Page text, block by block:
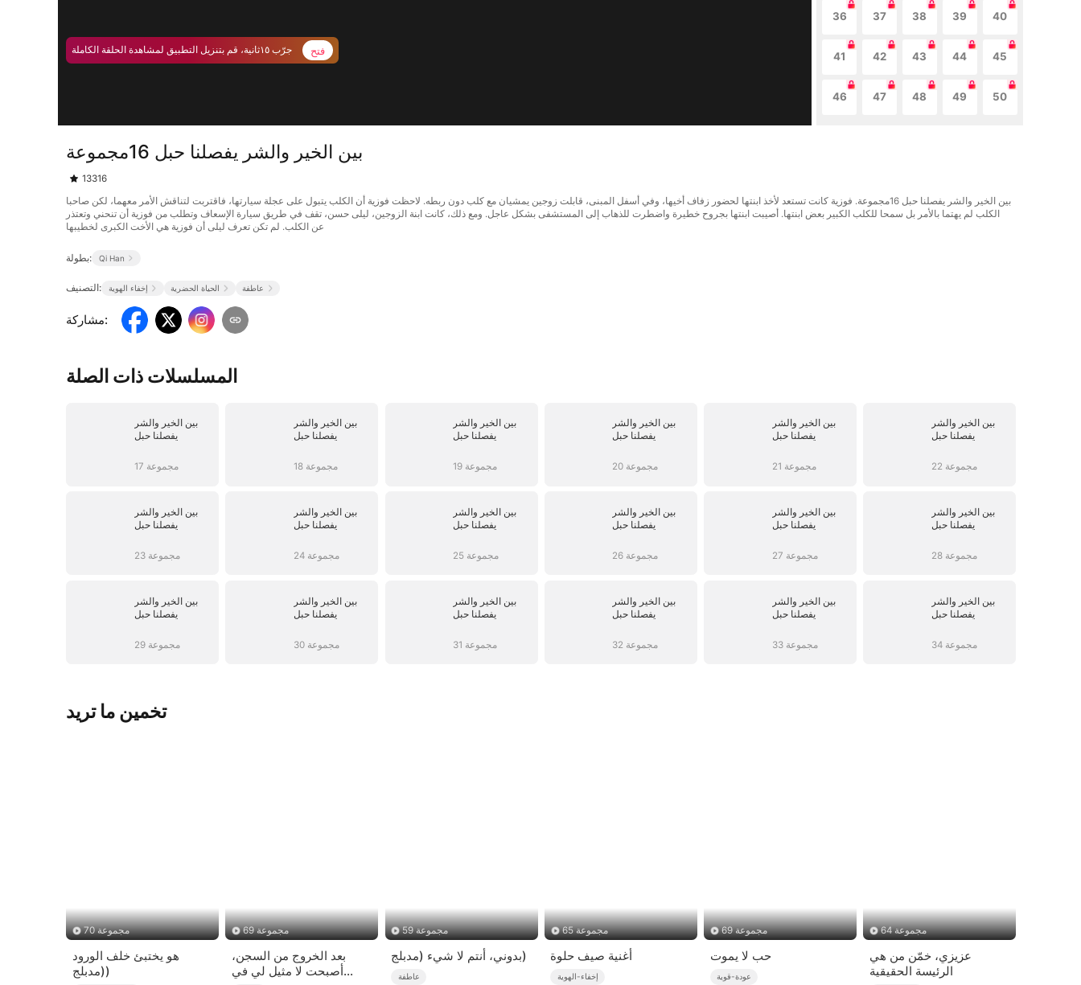
جرّب ١٥ثانية، قم بتنزيل التطبيق لمشاهدة الحلقة الكاملة فتح
36 37 38 39 40
41 42 43 44 45
46 47 48 49 50
بين الخير والشر يفصلنا حبل 16مجموعة
13316
بين الخير والشر يفصلنا حبل 16مجموعة. فوزية كانت تستعد لأخذ ابنتها لحضور زفاف أخيها، وفي أسفل المبنى، قابلت زوجين يمشيان مع كلب دون ربطه. لاحظت فوزية أن الكلب يتبول على عجلة سيارتها، فاقتربت لتناقش الأمر معهما، لكن صاحبا
الكلب لم يهتما بالأمر بل سمحا للكلب الكبير بعض ابنتها. أصيبت ابنتها بجروح خطيرة واضطرت للذهاب إلى المستشفى بشكل عاجل. ومع ذلك، كانت ابنة الزوجين، ليلى حسن، تقف في طريق سيارة الإسعاف وتطلب من فوزية أن تنحني وتعتذر
عن الكلب. لم تكن تعرف ليلى أن فوزية هي الأخت الكبرى لخطيبها
بطولة: Qi Han
التصنيف: إخفاء الهوية الحياة الحضرية عاطفة
مشاركة:
المسلسلات ذات الصلة
بين الخير والشر
يفصلنا حبل
17 مجموعة
بين الخير والشر
يفصلنا حبل
18 مجموعة
بين الخير والشر
يفصلنا حبل
19 مجموعة
بين الخير والشر
يفصلنا حبل
20 مجموعة
بين الخير والشر
يفصلنا حبل
21 مجموعة
بين الخير والشر
يفصلنا حبل
22 مجموعة
بين الخير والشر
يفصلنا حبل
23 مجموعة
بين الخير والشر
يفصلنا حبل
24 مجموعة
بين الخير والشر
يفصلنا حبل
25 مجموعة
بين الخير والشر
يفصلنا حبل
26 مجموعة
بين الخير والشر
يفصلنا حبل
27 مجموعة
بين الخير والشر
يفصلنا حبل
28 مجموعة
بين الخير والشر
يفصلنا حبل
29 مجموعة
بين الخير والشر
يفصلنا حبل
30 مجموعة
بين الخير والشر
يفصلنا حبل
31 مجموعة
بين الخير والشر
يفصلنا حبل
32 مجموعة
بين الخير والشر
يفصلنا حبل
33 مجموعة
بين الخير والشر
يفصلنا حبل
34 مجموعة
تخمين ما تريد
70 مجموعة
هو يختبئ خلف الورود
(مدبلج)
69 مجموعة
بعد الخروج من السجن،
أصبحت لا مثيل لي في
59 مجموعة
بدوني، أنتم لا شيء (مدبلج)
عاطفة
65 مجموعة
أغنية صيف حلوة
إخفاء-الهوية
69 مجموعة
حب لا يموت
عودة-قوية
64 مجموعة
عزيزي، خمّن من هي
الرئيسة الحقيقية